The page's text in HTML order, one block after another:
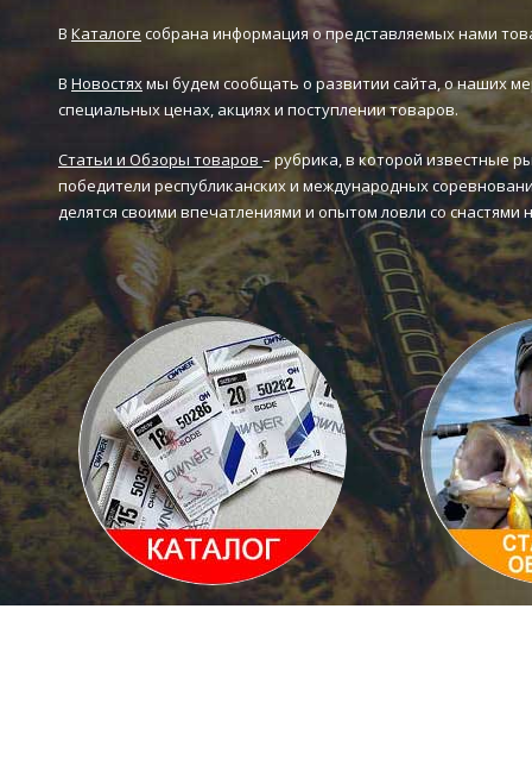
В Каталоге собрана информация о представляемых нами
В Новостяхмы будем сообщать о развитии сайта, о наших
специальных ценах, акциях и поступлении товаров.
Статьи и Обзоры товаров – рубрика, в которой известные
победители республиканских и международных
делятся своими впечатлениями и опытом ловли со снастями
Каталог товаров Статьи и